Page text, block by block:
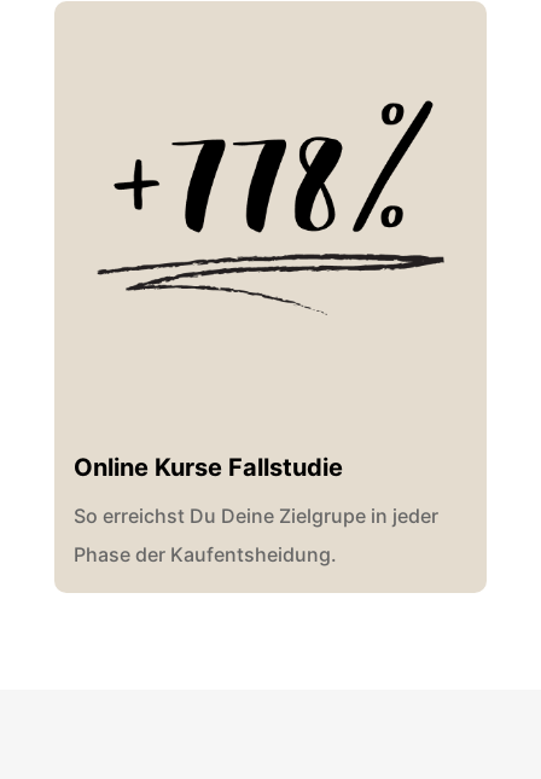
Online Kurse Fallstudie
So erreichst Du Deine Zielgrupe in jeder
Phase der Kaufentsheidung.